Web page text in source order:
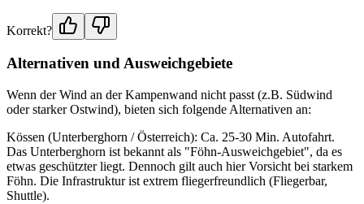
Korrekt?
Alternativen und Ausweichgebiete
Wenn der Wind an der Kampenwand nicht passt (z.B. Südwind
oder starker Ostwind), bieten sich folgende Alternativen an:
Kössen (Unterberghorn / Österreich): Ca. 25-30 Min. Autofahrt.
Das Unterberghorn ist bekannt als "Föhn-Ausweichgebiet", da es
etwas geschützter liegt. Dennoch gilt auch hier Vorsicht bei starkem
Föhn. Die Infrastruktur ist extrem fliegerfreundlich (Fliegerbar,
Shuttle).